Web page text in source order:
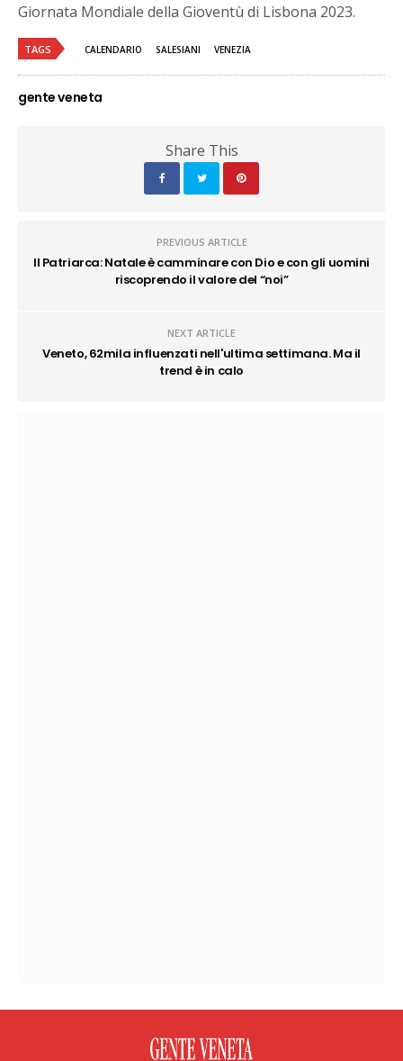
Giornata Mondiale della Gioventù di Lisbona 2023.
TAGS CALENDARIO SALESIANI VENEZIA
gente veneta
Share This
PREVIOUS ARTICLE
Il Patriarca: Natale è camminare con Dio e con gli uomini
riscoprendo il valore del “noi”
NEXT ARTICLE
Veneto, 62mila influenzati nell'ultima settimana. Ma il
trend è in calo